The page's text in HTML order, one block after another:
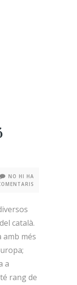
NO HI HA
català.
amb més
a
rang de